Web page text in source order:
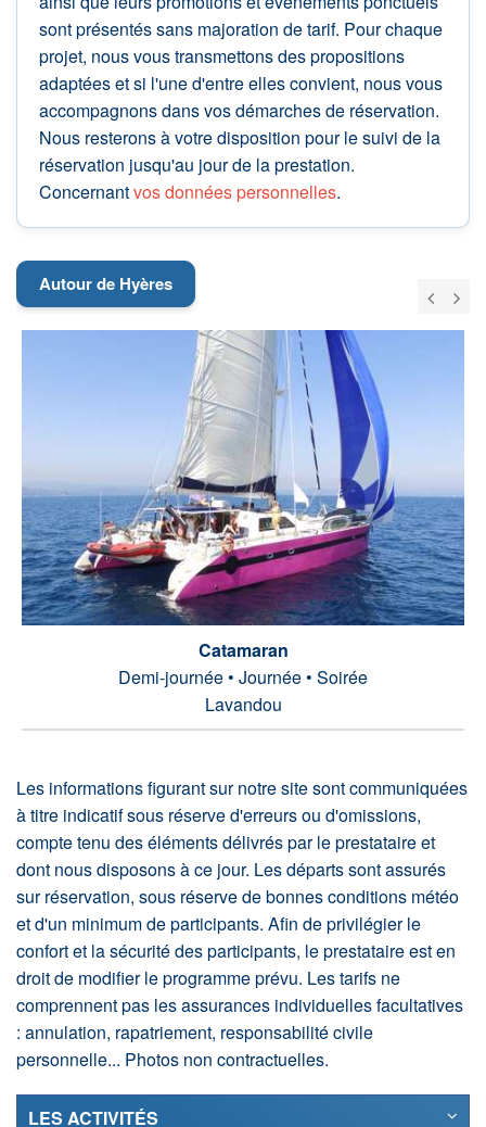
sont présentés sans majoration de tarif. Pour chaque
projet, nous vous transmettons des propositions
adaptées et si l'une d'entre elles convient, nous vous
accompagnons dans vos démarches de réservation.
Nous resterons à votre disposition pour le suivi de la
réservation jusqu'au jour de la prestation.
Concernantvos données personnelles.
Autour de Hyères
Catamaran
Demi-journée • Journée • Soirée
Lavandou
Les informations figurant sur notre site sont communiquées
à titre indicatif sous réserve d'erreurs ou d'omissions,
compte tenu des éléments délivrés par le prestataire et
dont nous disposons à ce jour. Les départs sont assurés
sur réservation, sous réserve de bonnes conditions météo
et d'un minimum de participants. Afin de privilégier le
confort et la sécurité des participants, le prestataire est en
droit de modifier le programme prévu. Les tarifs ne
comprennent pas les assurances individuelles facultatives
: annulation, rapatriement, responsabilité civile
personnelle... Photos non contractuelles.
LES ACTIVITÉS